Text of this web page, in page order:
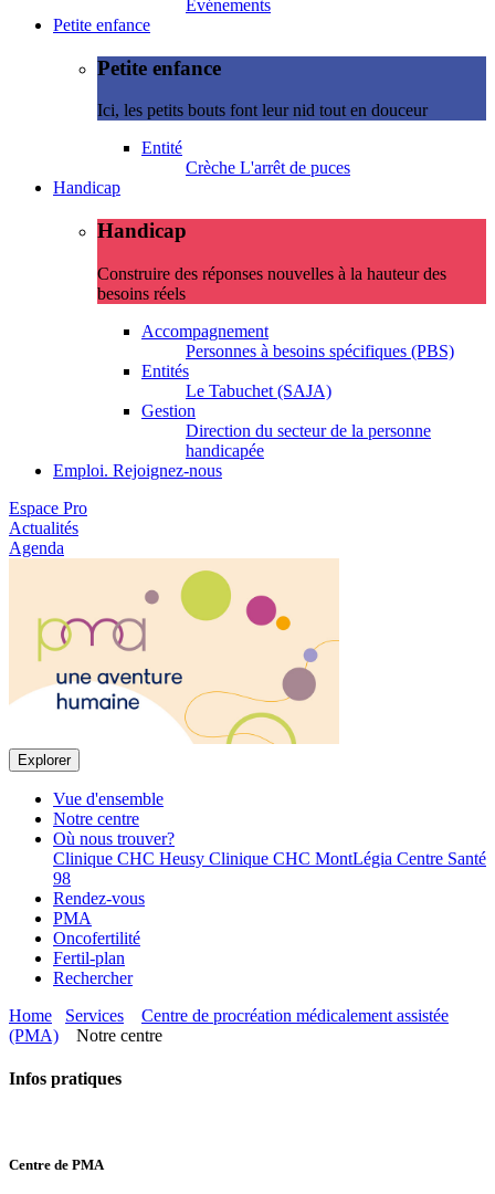
Evénements
Petite enfance
Petite enfance
Ici, les petits bouts font leur nid tout en douceur
Entité
Crèche L'arrêt de puces
Handicap
Handicap
Construire des réponses nouvelles à la hauteur des
besoins réels
Accompagnement
Personnes à besoins spécifiques (PBS)
Entités
Le Tabuchet (SAJA)
Gestion
Direction du secteur de la personne
handicapée
Emploi. Rejoignez-nous
Espace Pro
Actualités
Agenda
Explorer
Vue d'ensemble
Notre centre
Où nous trouver?
Clinique CHC Heusy Clinique CHC MontLégia Centre Santé
98
Rendez-vous
PMA
Oncofertilité
Fertil-plan
Rechercher
Home
Services
Centre de procréation médicalement assistée
(PMA)
Notre centre
Infos pratiques
Centre de PMA